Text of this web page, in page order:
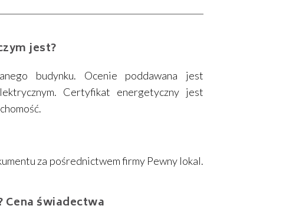
jest?
budynku. Ocenie poddawana jest
Certyfikat energetyczny jest
za pośrednictwem firmy Pewny lokal.
świadectwa